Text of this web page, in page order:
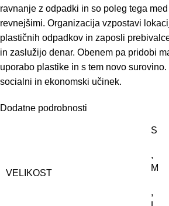
ravnanje z odpadki in so poleg tega
revnejšimi. Organizacija vzpostavi
plastičnih odpadkov in zaposli
in zaslužijo denar. Obenem pa pridobi
uporabo plastike in s tem novo
socialni in ekonomski učinek.
Dodatne podrobnosti
VELIKOST
S
,
M
,